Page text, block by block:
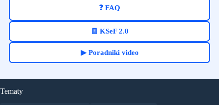
❓ FAQ
🧾 KSeF 2.0
▶ Poradniki video
Tematy